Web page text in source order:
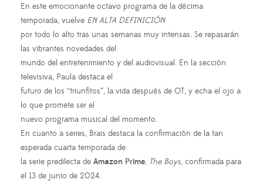
En este emocionante octavo programa de la décima
temporada, vuelve EN ALTA DEFINICIÓN
por todo lo alto tras unas semanas muy intensas. Se repasarán
las vibrantes novedades del
mundo del entretenimiento y del audiovisual. En la sección
televisiva, Paula destaca el
futuro de los “triunfitos”, la vida después de OT, y echa el ojo a
lo que promete ser el
nuevo programa musical del momento.
En cuanto a series, Brais destaca la confirmación de la tan
esperada cuarta temporada de
la serie predilecta de Amazon Prime, The Boys, confirmada para
el 13 de junio de 2024.